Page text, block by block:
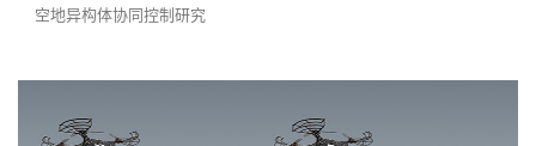
空地异构体协同控制研究